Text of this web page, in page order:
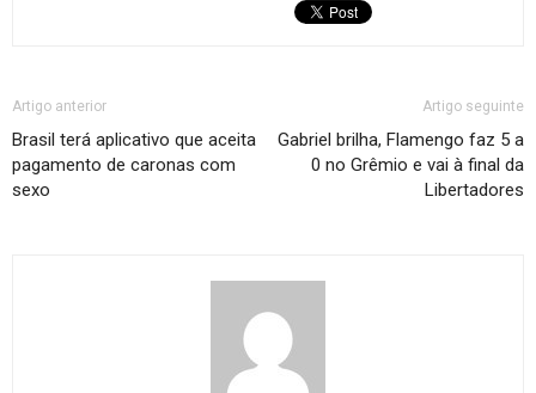
Artigo anterior
Brasil terá aplicativo que aceita
pagamento de caronas com
sexo
Artigo seguinte
Gabriel brilha, Flamengo faz 5 a
0 no Grêmio e vai à final da
Libertadores